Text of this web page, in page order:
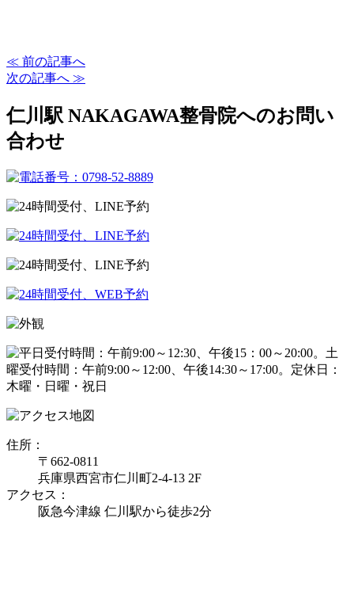
≪ 前の記事へ
次の記事へ ≫
仁川駅 NAKAGAWA整骨院へのお問い
合わせ
住所：
〒662-0811
兵庫県西宮市仁川町2-4-13 2F
アクセス：
阪急今津線 仁川駅から徒歩2分